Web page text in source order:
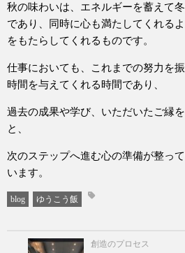
秋の味わいは、エネルギーを蓄えて
であり、同時に心も満たしてくれる
をもたらしてくれるものです。
仕事においても、これまでの努力を
時間を与えてくれる時間であり、
過去の成果や学び、いただいたご縁
と、
次のステップへ進む心の準備が整っ
います。
blog ゆうこう飯
創造のプロセス